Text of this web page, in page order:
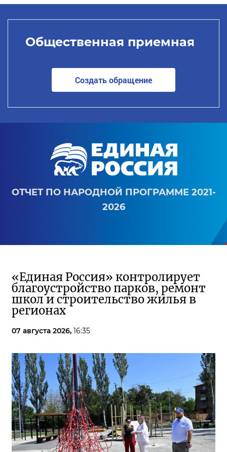
Общественная приемная
Создать обращение
ОТЧЕТ ПО НАРОДНОЙ ПРОГРАММЕ 2021-
2026
«Единая Россия» контролирует
благоустройство парков, ремонт
школ и строительство жилья в
регионах
07 августа 2026, 16:35